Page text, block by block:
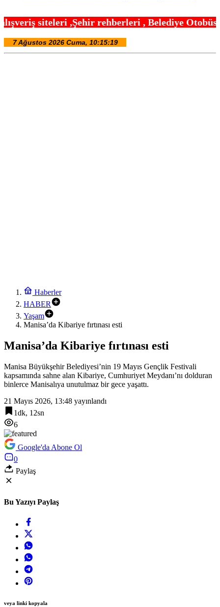
,Şehir rehberleri , Belediye
Haberler
HABER
Yaşam
Manisa’da Kibariye fırtınası esti
Manisa’da Kibariye fırtınası esti
Manisa Büyükşehir Belediyesi’nin 19 Mayıs Gençlik Festivali
kapsamında sahne alan Kibariye, Cumhuriyet Meydanı’nı dolduran
binlerce Manisalıya unutulmaz bir gece yaşattı.
21 Mayıs 2026, 13:48 yayınlandı
1dk, 12sn
6
Google'da Abone Ol
0
Paylaş
Bu Yazıyı Paylaş
veya linki kopyala